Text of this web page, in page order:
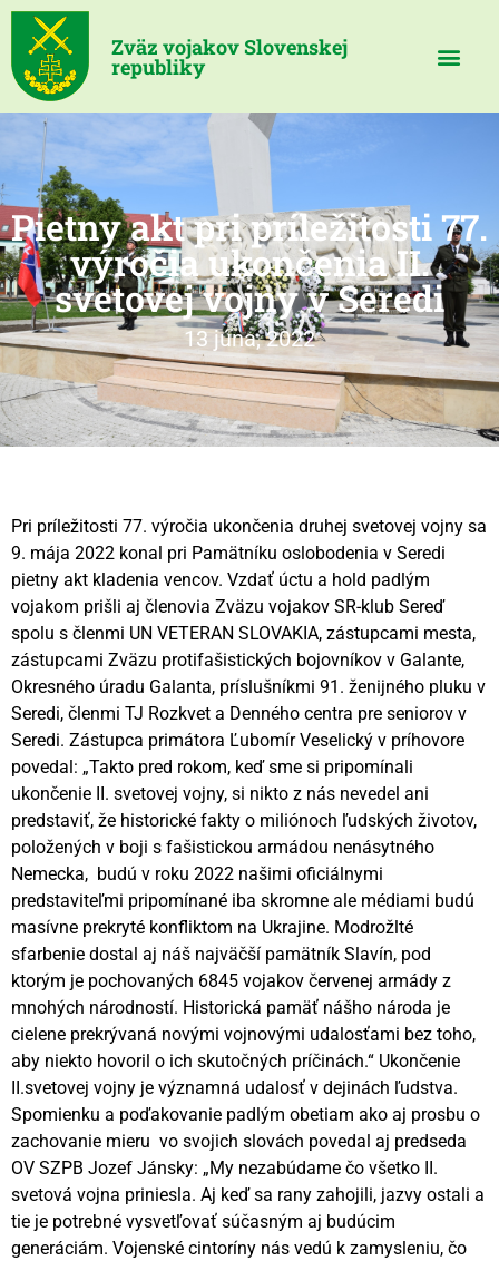
Zväz vojakov Slovenskej
republiky
Pietny akt pri príležitosti 77.
výročia ukončenia II.
svetovej vojny v Seredi
13 júna, 2022
Pri príležitosti 77. výročia ukončenia druhej svetovej vojny sa
9. mája 2022 konal pri Pamätníku oslobodenia v Seredi
pietny akt kladenia vencov. Vzdať úctu a hold padlým
vojakom prišli aj členovia Zväzu vojakov SR-klub Sereď
spolu s členmi UN VETERAN SLOVAKIA, zástupcami mesta,
zástupcami Zväzu protifašistických bojovníkov v Galante,
Okresného úradu Galanta, príslušníkmi 91. ženijného pluku v
Seredi, členmi TJ Rozkvet a Denného centra pre seniorov v
Seredi. Zástupca primátora Ľubomír Veselický v príhovore
povedal: „Takto pred rokom, keď sme si pripomínali
ukončenie II. svetovej vojny, si nikto z nás nevedel ani
predstaviť, že historické fakty o miliónoch ľudských životov,
položených v boji s fašistickou armádou nenásytného
Nemecka, budú v roku 2022 našimi oficiálnymi
predstaviteľmi pripomínané iba skromne ale médiami budú
masívne prekryté konfliktom na Ukrajine. Modrožlté
sfarbenie dostal aj náš najväčší pamätník Slavín, pod
ktorým je pochovaných 6845 vojakov červenej armády z
mnohých národností. Historická pamäť nášho národa je
cielene prekrývaná novými vojnovými udalosťami bez toho,
aby niekto hovoril o ich skutočných príčinách.“ Ukončenie
II.svetovej vojny je významná udalosť v dejinách ľudstva.
Spomienku a poďakovanie padlým obetiam ako aj prosbu o
zachovanie mieru vo svojich slovách povedal aj predseda
OV SZPB Jozef Jánsky: „My nezabúdame čo všetko II.
svetová vojna priniesla. Aj keď sa rany zahojili, jazvy ostali a
tie je potrebné vysvetľovať súčasným aj budúcim
generáciám. Vojenské cintoríny nás vedú k zamysleniu, čo